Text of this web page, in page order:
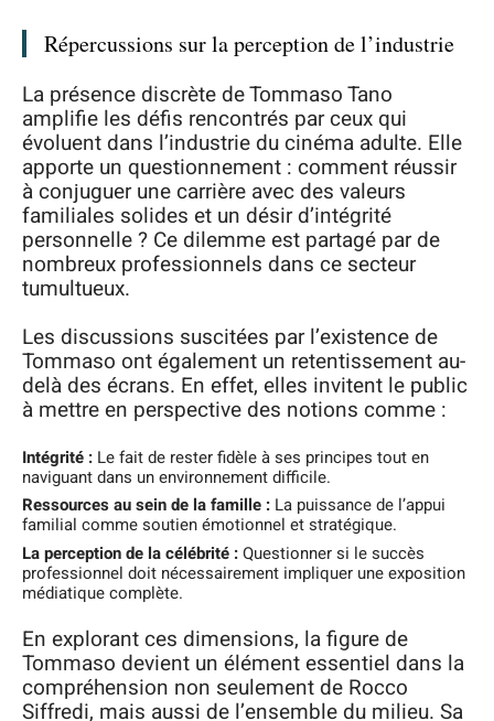
Répercussions sur la perception de l’industrie
La présence discrète de Tommaso Tano
amplifie les défis rencontrés par ceux qui
évoluent dans l’industrie du cinéma adulte. Elle
apporte un questionnement : comment réussir
à conjuguer une carrière avec des valeurs
familiales solides et un désir d’intégrité
personnelle ? Ce dilemme est partagé par de
nombreux professionnels dans ce secteur
tumultueux.
Les discussions suscitées par l’existence de
Tommaso ont également un retentissement au-
delà des écrans. En effet, elles invitent le public
à mettre en perspective des notions comme :
Intégrité : Le fait de rester fidèle à ses principes tout en
naviguant dans un environnement difficile.
Ressources au sein de la famille : La puissance de l’appui
familial comme soutien émotionnel et stratégique.
La perception de la célébrité :Questionner si le succès
professionnel doit nécessairement impliquer une exposition
médiatique complète.
En explorant ces dimensions, la figure de
Tommaso devient un élément essentiel dans la
compréhension non seulement de Rocco
Siffredi, mais aussi de l’ensemble du milieu. Sa